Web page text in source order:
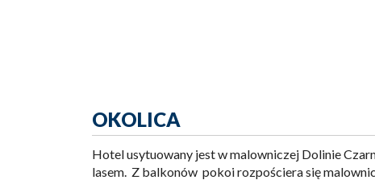
OKOLICA
Hotel usytuowany jest w malowniczej Dolinie
lasem. Z balkonów pokoi rozpościera się